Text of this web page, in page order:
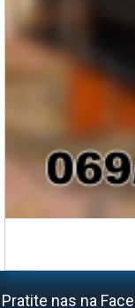
Pratite nas na